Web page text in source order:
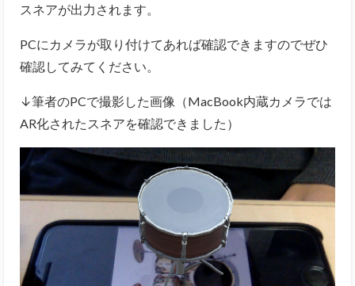
スネアが出力されます。
PCにカメラが取り付けてあれば確認できますのでぜひ
確認してみてください。
↓筆者のPCで撮影した画像（MacBook内蔵カメラでは
AR化されたスネアを確認できました）